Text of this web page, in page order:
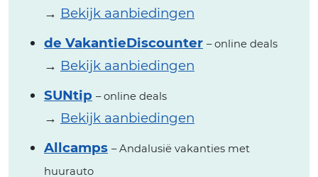
→ Bekijk aanbiedingen
de VakantieDiscounter – online deals
→ Bekijk aanbiedingen
SUNtip – online deals
→ Bekijk aanbiedingen
Allcamps – Andalusië vakanties met
huurauto